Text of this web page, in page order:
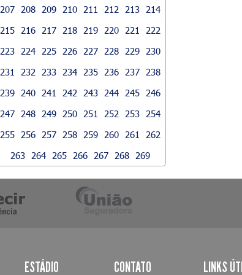
207 208 209 210 211 212 213
214
215
216 217 218 219 220 221
222
223
224 225 226 227 228 229
230
231
232 233 234 235 236 237
238
239
240 241 242 243 244 245
246
247
248 249 250 251 252 253
254
255
256 257 258 259 260 261
262
263
264 265 266 267 268 269
ESTÁDIO CONTATO LINKS